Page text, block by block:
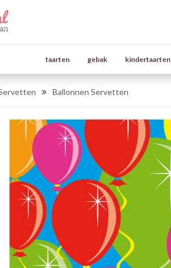
taarten gebak kindertaarten
Ballonnen Servetten